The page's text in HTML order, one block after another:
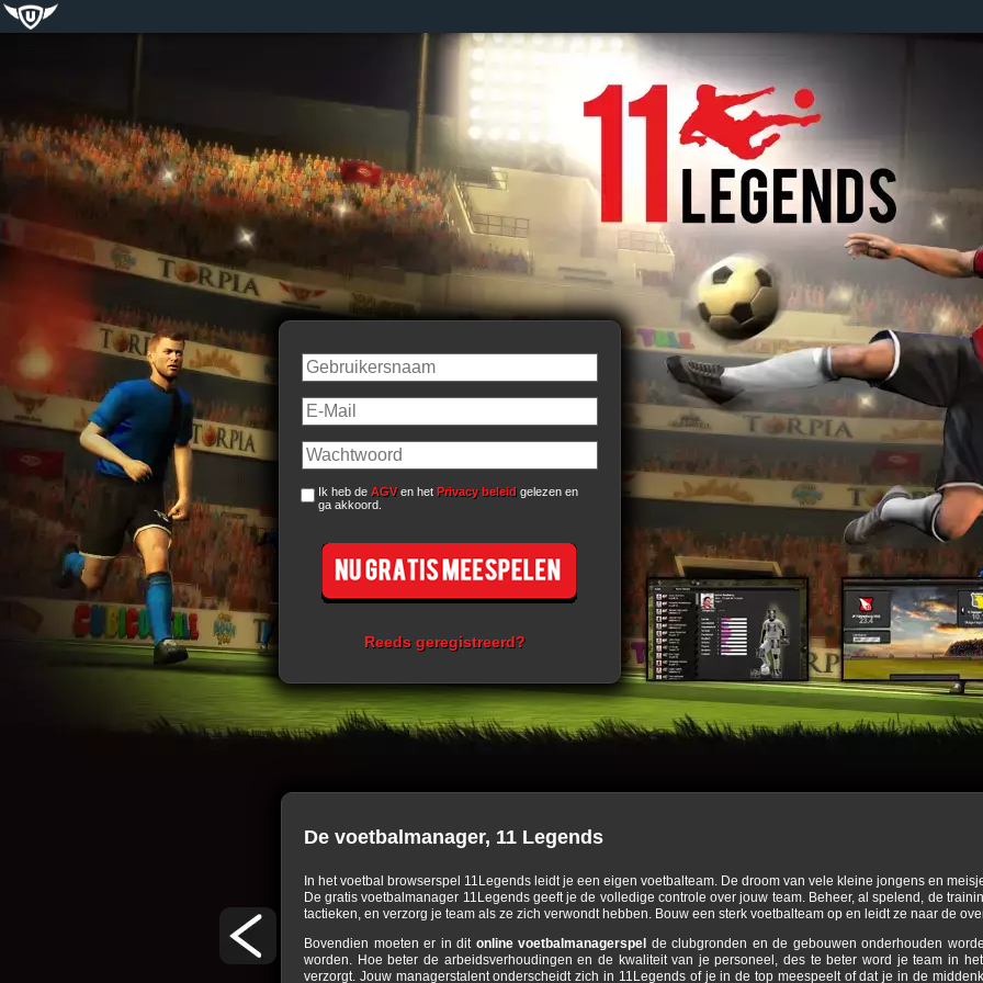
Ik heb de AGVen het Privacy beleid gelezen en
ga akkoord.
Reeds geregistreerd?
trainingsmogelijkheden te kunnen beiden
anders wordt je geen succesvol team.
spelen in om dit browserspel onder de knie
dagen je regelmatig uit om samen een
De voetbalmanager, 11 Legends
In het voetbal browserspel 11Legends leidt je een eigen voetbalteam. De droom van vele kleine jongens en
De gratis voetbalmanager 11Legends geeft je de volledige controle over jouw team. Beheer, al spelend, de
tactieken, en verzorg je team als ze zich verwondt hebben. Bouw een sterk voetbalteam op en leidt ze naar de
Bovendien moeten er in dit online voetbalmanagerspel de clubgronden en de gebouwen onderhouden
worden. Hoe beter de arbeidsverhoudingen en de kwaliteit van je personeel, des te beter word je team in
verzorgt. Jouw managerstalent onderscheidt zich in 11Legends of je in de top meespeelt of dat je in de